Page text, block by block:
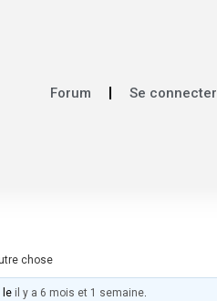
Forum Se connecter
chose
le il y a 6 mois et 1 semaine.